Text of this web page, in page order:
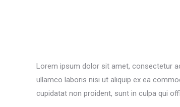
Lorem ipsum dolor sit amet, consectetur
ullamco laboris nisi ut aliquip ex ea
cupidatat non proident, sunt in culpa qui